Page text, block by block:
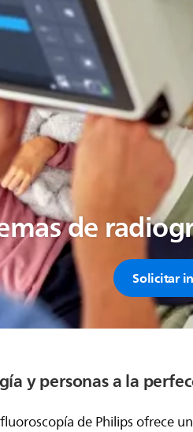
de
Solicitar
y personas a la
de Philips ofrece